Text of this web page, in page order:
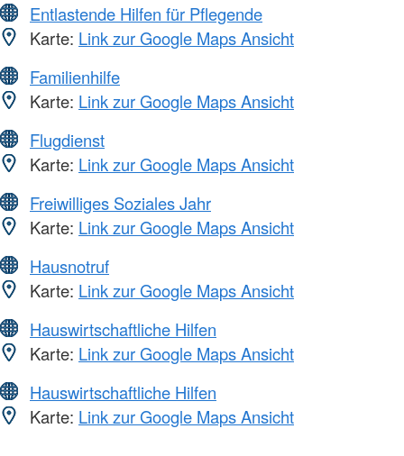
Entlastende Hilfen für Pflegende
Karte: Link zur Google Maps Ansicht
Familienhilfe
Karte: Link zur Google Maps Ansicht
Flugdienst
Karte: Link zur Google Maps Ansicht
Freiwilliges Soziales Jahr
Karte: Link zur Google Maps Ansicht
Hausnotruf
Karte: Link zur Google Maps Ansicht
Hauswirtschaftliche Hilfen
Karte: Link zur Google Maps Ansicht
Hauswirtschaftliche Hilfen
Karte: Link zur Google Maps Ansicht